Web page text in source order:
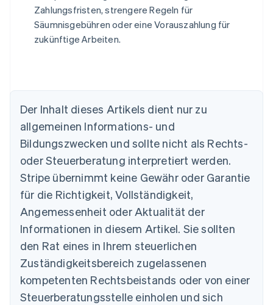
Zahlungsfristen, strengere Regeln für
Säumnisgebühren oder eine Vorauszahlung für
zukünftige Arbeiten.
Der Inhalt dieses Artikels dient nur zu
allgemeinen Informations- und
Bildungszwecken und sollte nicht als Rechts-
oder Steuerberatung interpretiert werden.
Stripe übernimmt keine Gewähr oder Garantie
für die Richtigkeit, Vollständigkeit,
Angemessenheit oder Aktualität der
Informationen in diesem Artikel. Sie sollten
den Rat eines in Ihrem steuerlichen
Zuständigkeitsbereich zugelassenen
kompetenten Rechtsbeistands oder von einer
Steuerberatungsstelle einholen und sich
Australien
Belgien
NederlandsFrançaisDeutschEnglish
PortuguêsEnglish
Bulgarien
English
Dänemark
English
Deutschland
Estland
English
Festlandchina
简体中文 English
Finnland
EnglishSvenska